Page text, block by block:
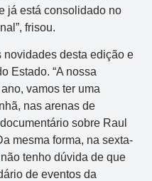
já está consolidado no
frisou.
novidades desta edição e
Estado. “A nossa
vamos ter uma
nas arenas de
sobre Raul
mesma forma, na sexta-
tenho dúvida de que
de eventos da